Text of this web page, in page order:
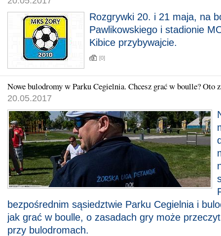
Rozgrywki 20. i 21 maja, na
Pawlikowskiego i stadionie
Kibice przybywajcie.
[0]
Nowe bulodromy w Parku Cegielnia. Chcesz grać w boulle? Oto
20.05.2017
bezpośrednim sąsiedztwie Parku Cegielnia i
jak grać w boulle, o zasadach gry może
przy bulodromach.